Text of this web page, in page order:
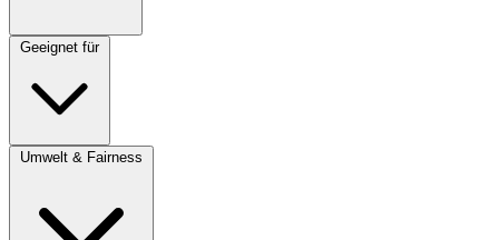
Geeignet für
Umwelt & Fairness